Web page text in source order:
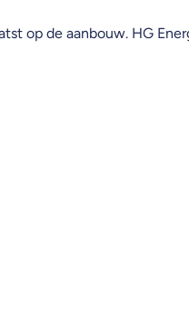
op de aanbouw. HG